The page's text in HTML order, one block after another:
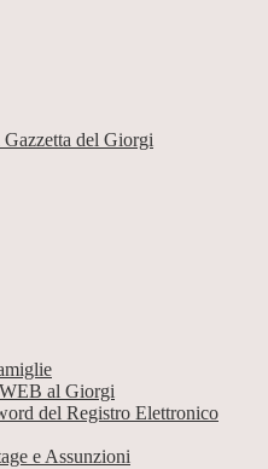
del Giorgi
al Giorgi
del Registro Elettronico
e Assunzioni